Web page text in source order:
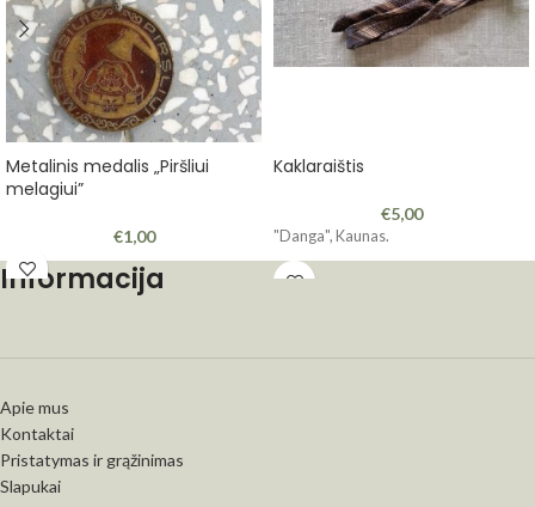
Metalinis medalis „Piršliui
melagiui”
€1,00
Kaklaraištis
€5,00
"Danga", Kaunas.
Informacija
Apie mus
Kontaktai
Pristatymas ir grąžinimas
Slapukai